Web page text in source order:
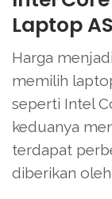
Laptop
Harga
memilih
seperti Intel
keduanya
terdapat
diberikan